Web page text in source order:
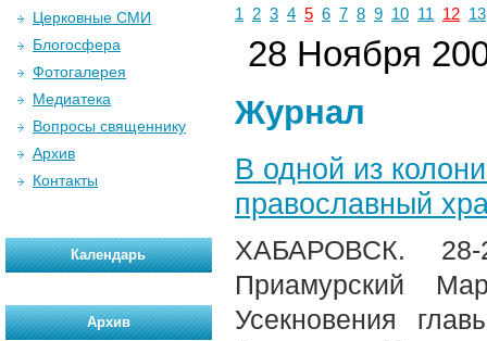
1
2 3 4 5 6 7 8 9 10 11 12 13
28 Ноября
Журнал
В одной из
православный
ХАБАРОВСК. 28-
Приамурский
Усекновения
Церковные СМИ
Блогосфера
Фотогалерея
Медиатека
Вопросы священнику
Архив
Контакты
Календарь
Архив